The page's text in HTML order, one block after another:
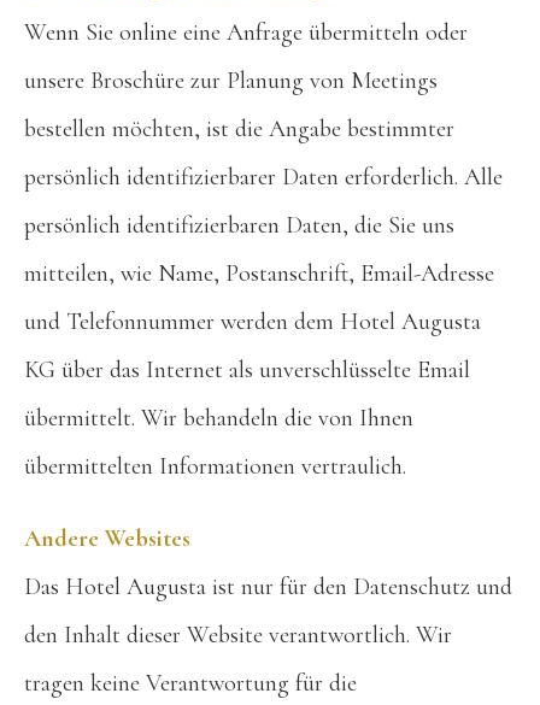
Wenn Sie online eine Anfrage übermitteln oder
unsere Broschüre zur Planung von Meetings
bestellen möchten, ist die Angabe bestimmter
persönlich identifizierbarer Daten erforderlich. Alle
persönlich identifizierbaren Daten, die Sie uns
mitteilen, wie Name, Postanschrift, Email-Adresse
und Telefonnummer werden dem Hotel Augusta
KG über das Internet als unverschlüsselte Email
übermittelt. Wir behandeln die von Ihnen
übermittelten Informationen vertraulich.
Andere Websites
Das Hotel Augusta ist nur für den Datenschutz und
den Inhalt dieser Website verantwortlich. Wir
tragen keine Verantwortung für die